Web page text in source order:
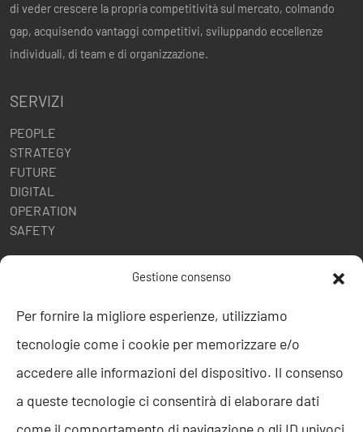
Gestione consenso
Per fornire la migliore esperienze, utilizziamo
tecnologie come i cookie per memorizzare e/o
accedere alle informazioni del dispositivo. Il consenso
a queste tecnologie ci consentirà di elaborare dati
di veder crescere la propria competitività sul mercato, colmando
gap, acquisendo vantaggi competitivi, sviluppando eccellenze
individuali, di team e di organizzazione.
SERVIZI
PEOPLE
STRATEGY
FUTURE
DIGITAL
OPERATION
SAFETY
POLITICHE AZIENDALI
ISO 9001
ISO 27001
Codice etico
Segnalazione Whistleblowing
Politica per la Parità di Genere